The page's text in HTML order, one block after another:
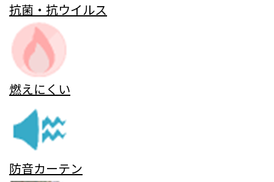
抗菌・抗ウイルス
燃えにくい
防音カーテン